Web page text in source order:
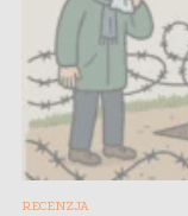
RECENZJA